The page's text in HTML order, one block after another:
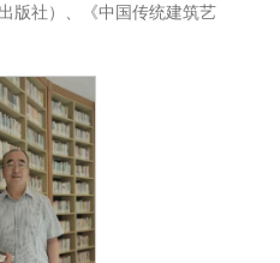
版社）、《中国传统建筑艺